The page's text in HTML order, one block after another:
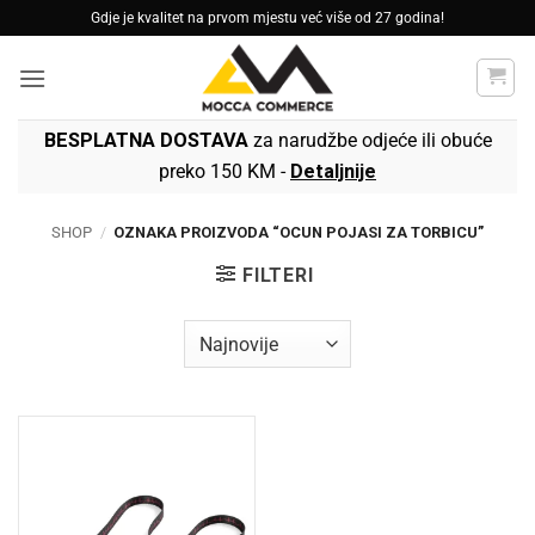
to
content
Gdje je kvalitet na prvom mjestu već više od 27 godina!
BESPLATNA DOSTAVAza narudžbe odjeće ili obuće
preko 150 KM - Detaljnije
SHOP / OZNAKA PROIZVODA “OCUN POJASI ZA TORBICU”
FILTERI